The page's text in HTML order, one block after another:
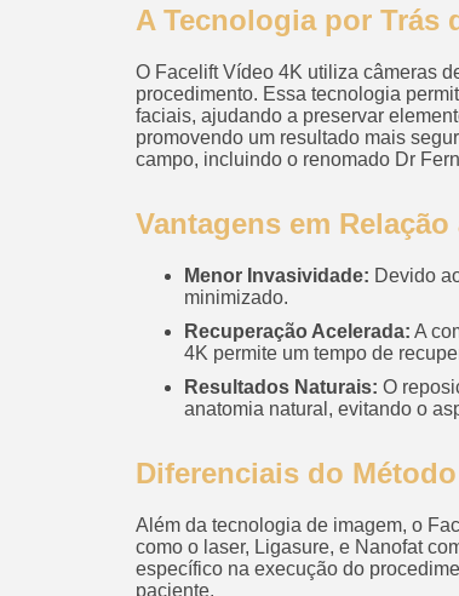
A Tecnologia por Trás
O Facelift Vídeo 4K utiliza câmeras
procedimento. Essa tecnologia
faciais, ajudando a preservar
promovendo um resultado mais
campo, incluindo o renomado Dr
Vantagens em
Menor Invasividade: Devido
minimizado.
Recuperação Acelerada: A
4K permite um tempo de
Resultados Naturais: O
anatomia natural, evitando o
Diferenciais do
Além da tecnologia de imagem, o
como o laser, Ligasure, e Nanofat
específico na execução do
paciente.